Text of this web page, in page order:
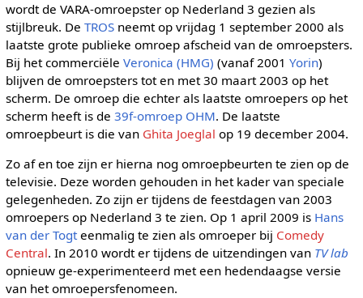
wordt de VARA-omroepster op Nederland 3 gezien als
stijlbreuk. De TROSneemt op vrijdag 1 september 2000 als
laatste grote publieke omroep afscheid van de omroepsters.
Bij het commerciële Veronica (HMG) (vanaf 2001 Yorin)
blijven de omroepsters tot en met 30 maart 2003 op het
scherm. De omroep die echter als laatste omroepers op het
scherm heeft is de 39f-omroep OHM. De laatste
omroepbeurt is die van Ghita Joeglal op 19 december 2004.
Zo af en toe zijn er hierna nog omroepbeurten te zien op de
televisie. Deze worden gehouden in het kader van speciale
gelegenheden. Zo zijn er tijdens de feestdagen van 2003
omroepers op Nederland 3 te zien. Op 1 april 2009 is Hans
van der Togteenmalig te zien als omroeper bij Comedy
Central. In 2010 wordt er tijdens de uitzendingen van TV lab
opnieuw ge-experimenteerd met een hedendaagse versie
van het omroepersfenomeen.